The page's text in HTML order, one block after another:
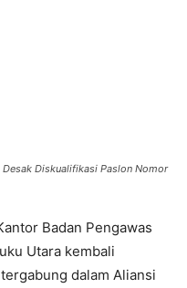
Diskualifikasi Paslon Nomor
Badan Pengawas
Utara kembali
dalam Aliansi